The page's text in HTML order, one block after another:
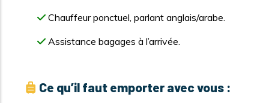
Chauffeur ponctuel, parlant anglais/arabe.
Assistance bagages à l’arrivée.
Ce qu’il faut emporter avec vous :